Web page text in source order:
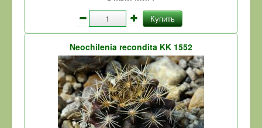
Купить
Neochilenia recondita KK 1552